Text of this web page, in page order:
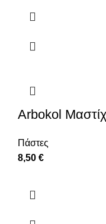
Arbokol
Πάστες
8,50 €